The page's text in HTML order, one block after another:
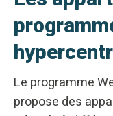
Le programme
propose des